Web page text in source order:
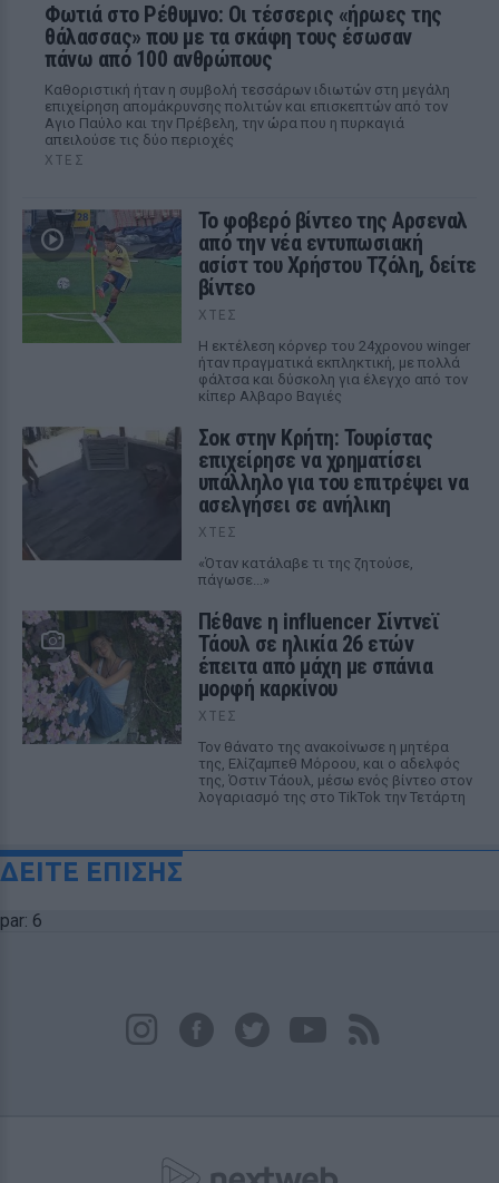
Φωτιά στο Ρέθυμνο: Οι τέσσερις «ήρωες της
θάλασσας» που με τα σκάφη τους έσωσαν
πάνω από 100 ανθρώπους
Καθοριστική ήταν η συμβολή τεσσάρων ιδιωτών στη μεγάλη
επιχείρηση απομάκρυνσης πολιτών και επισκεπτών από τον
Αγιο Παύλο και την Πρέβελη, την ώρα που η πυρκαγιά
απειλούσε τις δύο περιοχές
ΧΤΕΣ
Το φοβερό βίντεο της Αρσεναλ
από την νέα εντυπωσιακή
ασίστ του Χρήστου Τζόλη, δείτε
βίντεο
ΧΤΕΣ
Η εκτέλεση κόρνερ του 24χρονου winger
ήταν πραγματικά εκπληκτική, με πολλά
φάλτσα και δύσκολη για έλεγχο από τον
κίπερ Αλβαρο Βαγιές
Σοκ στην Κρήτη: Τουρίστας
επιχείρησε να χρηματίσει
υπάλληλο για του επιτρέψει να
ασελγήσει σε ανήλικη
ΧΤΕΣ
«Όταν κατάλαβε τι της ζητούσε,
πάγωσε...»
Πέθανε η influencer Σίντνεϊ
Τάουλ σε ηλικία 26 ετών
έπειτα από μάχη με σπάνια
μορφή καρκίνου
ΧΤΕΣ
Τον θάνατο της ανακοίνωσε η μητέρα
της, Ελίζαμπεθ Μόροου, και ο αδελφός
της, Όστιν Τάουλ, μέσω ενός βίντεο στον
λογαριασμό της στο TikTok την Τετάρτη
ΔΕΙΤΕ ΕΠΙΣΗΣ
par: 6